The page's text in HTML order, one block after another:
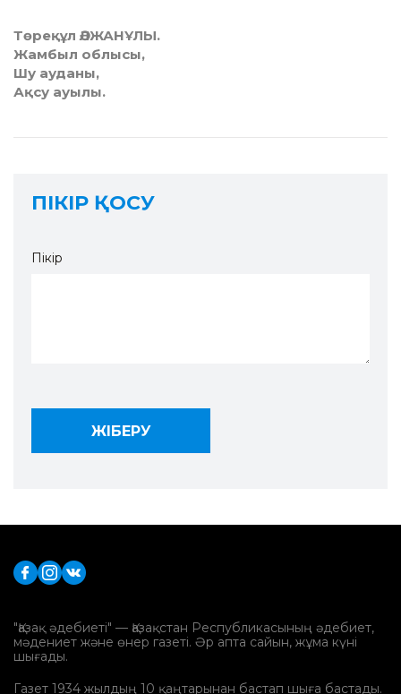
Төреқұл ӘЛЖАНҰЛЫ.
Жамбыл облысы,
Шу ауданы,
Ақсу ауылы.
ПІКІР ҚОСУ
Пікір
"Қазақ әдебиеті" — Қазақстан Республикасының әдебиет,
мәдениет және өнер газеті. Әр апта сайын, жұма күні
шығады.
Газет 1934 жылдың 10 қаңтарынан бастап шыға бастады.